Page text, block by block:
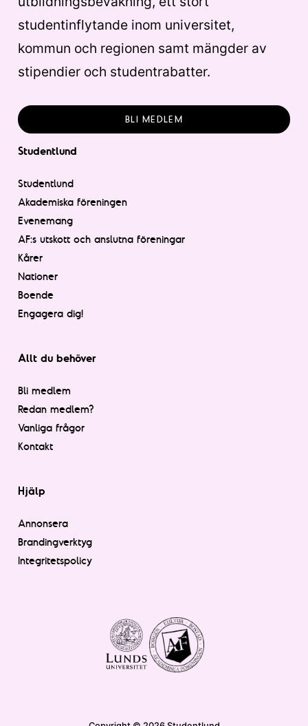
studentinflytande inom universitet,
kommun och regionen samt mängder av
stipendier och studentrabatter.
BLI MEDLEM
Studentlund
Studentlund
Akademiska föreningen
Evenemang
AF:s utskott och anslutna föreningar
Kårer
Nationer
Boende
Engagera dig!
Allt du behöver
Bli medlem
Redan medlem?
Vanliga frågor
Kontakt
Hjälp
Annonsera
Brandingverktyg
Integritetspolicy